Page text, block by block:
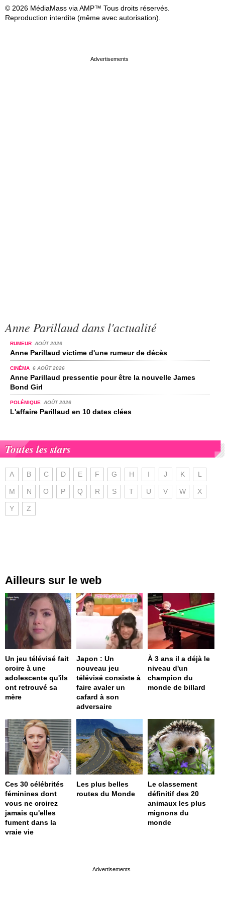
© 2026 MédiaMass via AMP™ Tous droits réservés.
Reproduction interdite (même avec autorisation).
Anne Parillaud dans l'actualité
RUMEUR AOÛT 2026
Anne Parillaud victime d'une rumeur de décès
CINÉMA 6 AOÛT 2026
Anne Parillaud pressentie pour être la nouvelle James
Bond Girl
POLÉMIQUE AOÛT 2026
L'affaire Parillaud en 10 dates clées
Toutes les stars
A B C D E F G H I J K L
M N O P Q R S T U V W X
Y Z
Ailleurs sur le web
Un jeu télévisé fait
croire à une
adolescente qu'ils
ont retrouvé sa
mère
Japon : Un
nouveau jeu
télévisé consiste à
faire avaler un
cafard à son
adversaire
À 3 ans il a déjà le
niveau d'un
champion du
monde de billard
Ces 30 célébrités
féminines dont
vous ne croirez
jamais qu'elles
fument dans la
vraie vie
Les plus belles
routes du Monde
Le classement
définitif des 20
animaux les plus
mignons du
monde